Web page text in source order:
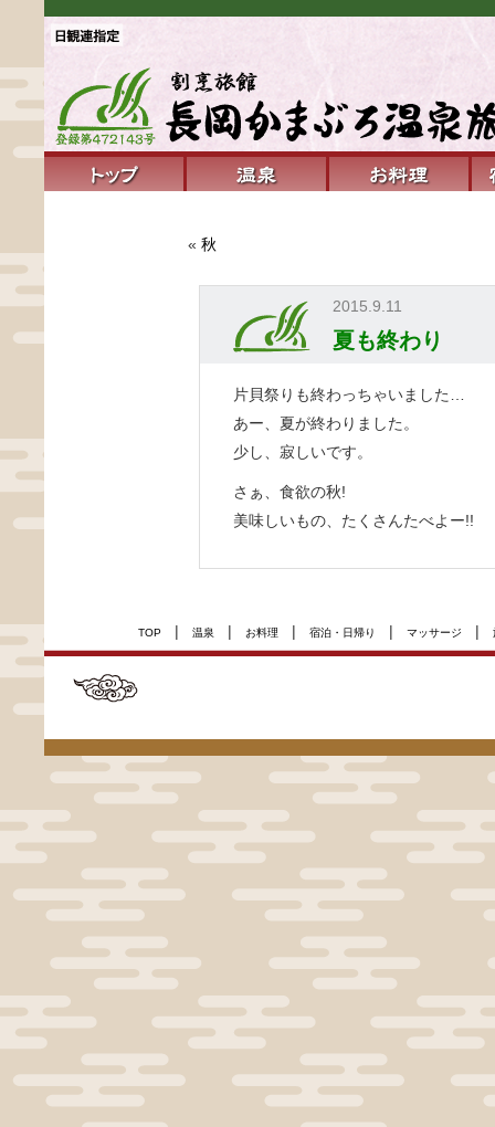
« 秋
2015.9.11
夏も終わり
片貝祭りも終わっちゃいました…
あー、夏が終わりました。
少し、寂しいです。
さぁ、食欲の秋!
美味しいもの、たくさんたべよー!!
TOP | 温泉 | お料理 | 宿泊・日帰り | マッサージ |